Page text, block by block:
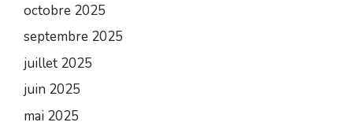
octobre 2025
septembre 2025
juillet 2025
juin 2025
mai 2025